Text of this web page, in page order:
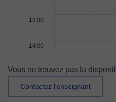
13:00
14:00
Vous ne trouvez pas la
Contactez l'enseignant